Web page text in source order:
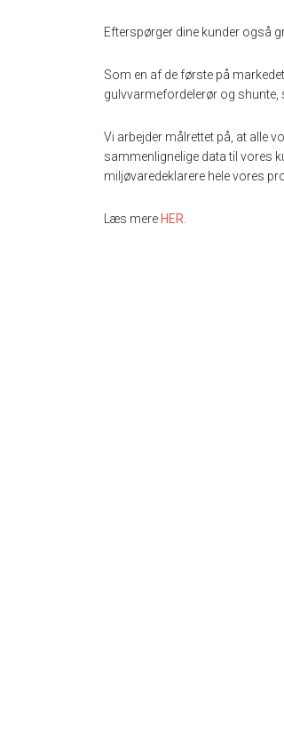
Efterspørger dine kunder også
Som en af de første på
gulvvarmefordelerør og shunte,
Vi arbejder målrettet på, at alle
sammenlignelige data til vores
miljøvaredeklarere hele vores
Læs mereHER